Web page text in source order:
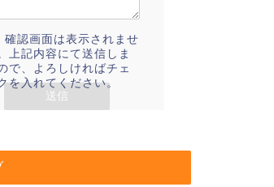
確認画面は表示されませ
上記内容にて送信しま
で、よろしければチェ
を入れてください。